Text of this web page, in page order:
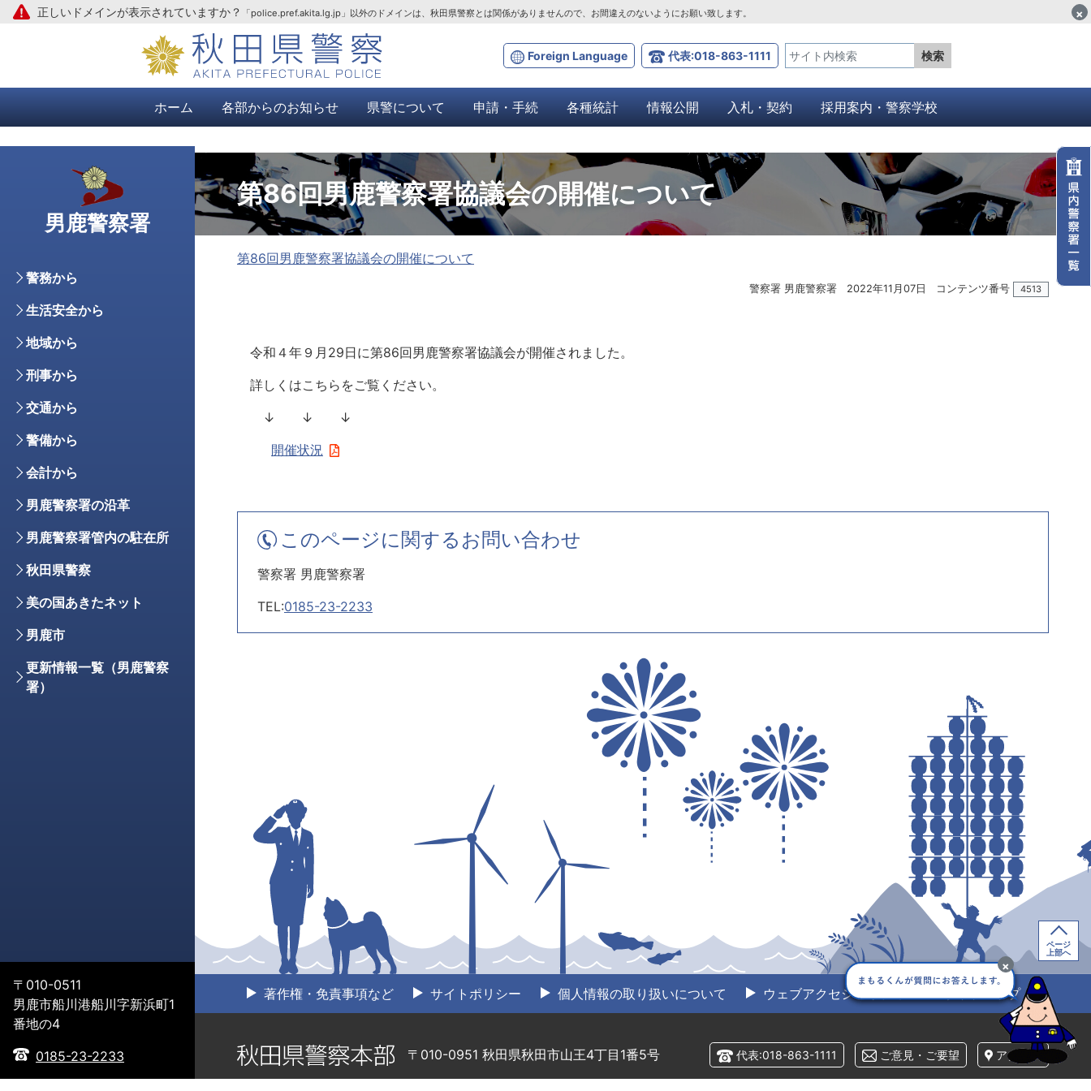
本文へ
Foreign Language 代表:018-863-1111 検索
正しいドメインが表示されていますか？ 「police.pref.akita.lg.jp」以外のドメインは、秋田県警察とは関係がありませんので、お間違えのないようにお願い致します。 ×
ホーム 各部からのお知らせ 県警について 申請・手続 各種統計 情報公開 入札・契約 採用案内・警察学校
第86回男鹿警察署協議会の開催について
第86回男鹿警察署協議会の開催について
警察署 男鹿警察署 2022年11月07日 コンテンツ番号 4513
令和４年９月29日に第86回男鹿警察署協議会が開催されました。
詳しくはこちらをご覧ください。
↓ ↓ ↓
開催状況
このページに関するお問い合わせ
警察署 男鹿警察署
TEL:0185-23-2233
男鹿警察署
警務から
生活安全から
地域から
刑事から
交通から
警備から
会計から
男鹿警察署の沿革
男鹿警察署管内の駐在所
秋田県警察
美の国あきたネット
男鹿市
更新情報一覧（男鹿警察
署）
〒010-0511
男鹿市船川港船川字新浜町1
番地の4
0185-23-2233
×
著作権・免責事項など サイトポリシー 個人情報の取り扱いについて ウェブアクセシビリティ サイトマップ
〒010-0951 秋田県秋田市山王4丁目1番5号 代表:018-863-1111 ご意見・ご要望 アクセス
ページ
上部へ